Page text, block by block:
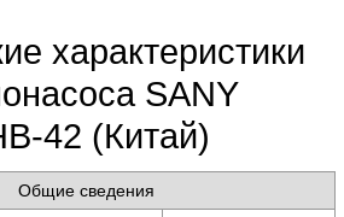
характеристики
SANY
42 (Китай)
Общие сведения